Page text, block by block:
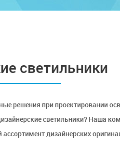
решения при проектировании
светильники? Наша
дизайнерских
светильники